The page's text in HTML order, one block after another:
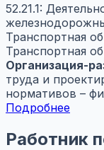
52.21.1:
Транспортная
Транспортная
Организация-
труда и
нормативов –
Подробнее
Работник